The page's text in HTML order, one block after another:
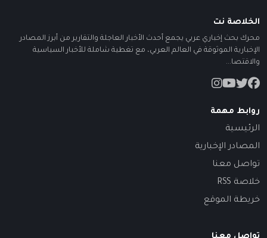
الخلاصة نت
محرك بحث إخباري عربي يجمع أحدث الأخبار العاجلة والتقارير من أبرز المصادر
الإخبارية الموثوقة في العالم العربي، مع تغطية شاملة للأخبار السياسية
والاقتصا...
روابط مهمة
الرئيسية
المصادر الإخبارية
تواصل معنا
خلاصة RSS
خريطة الموقع